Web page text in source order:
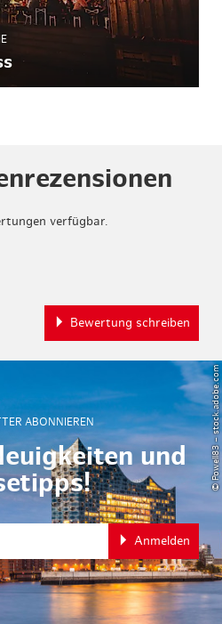
verfügbar.
Bewertung schreiben
ABONNIEREN
und
Anmelden
© Powell83 – stock.adobe.com